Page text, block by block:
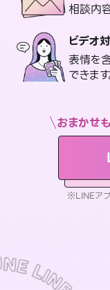
相談内
ビデオ
表情を
できます
おまかせ
※LINEア